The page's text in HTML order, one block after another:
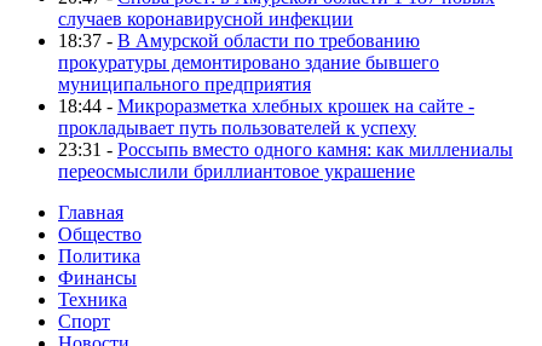
случаев коронавирусной инфекции
18:37 - В Амурской области по требованию
прокуратуры демонтировано здание бывшего
муниципального предприятия
18:44 - Микроразметка хлебных крошек на сайте -
прокладывает путь пользователей к успеху
23:31 - Россыпь вместо одного камня: как миллениалы
переосмыслили бриллиантовое украшение
Главная
Общество
Политика
Финансы
Техника
Спорт